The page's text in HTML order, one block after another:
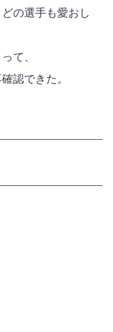
の選手も愛おし
て、
認できた。